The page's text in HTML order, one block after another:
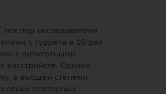
пор исследователи
с туррета в 10 раз
с дизиготными
Однако
в высшей степени
повторных